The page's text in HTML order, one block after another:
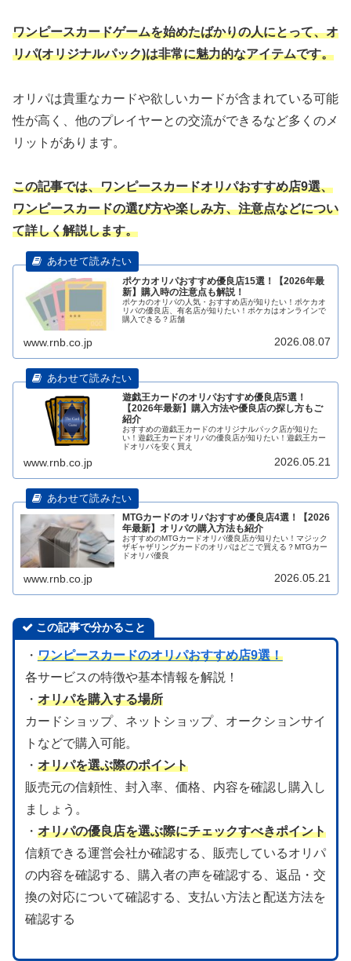
ワンピースカードゲームを始めたばかりの人にとって、オ
リパ(オリジナルパック)は非常に魅力的なアイテムです。
オリパは貴重なカードや欲しいカードが含まれている可能
性が高く、他のプレイヤーとの交流ができるなど多くのメ
リットがあります。
この記事では、ワンピースカードオリパおすすめ店9選、
ワンピースカードの選び方や楽しみ方、注意点などについ
て詳しく解説します。
ポケカオリパおすすめ優良店15選！【2026年最
新】購入時の注意点も解説！
ポケカのオリパの人気・おすすめ店が知りたい！ポケカオ
リパの優良店、有名店が知りたい！ポケカはオンラインで
購入できる？店舗
www.rnb.co.jp 2026.08.07
遊戯王カードのオリパおすすめ優良店5選！
【2026年最新】購入方法や優良店の探し方もご
紹介
おすすめの遊戯王カードのオリジナルパック店が知りた
い！遊戯王カードオリパの優良店が知りたい！遊戯王カー
ドオリパを安く買え
www.rnb.co.jp 2026.05.21
MTGカードのオリパおすすめ優良店4選！【2026
年最新】オリパの購入方法も紹介
おすすめのMTGカードオリパ優良店が知りたい！マジック
ザギャザリングカードのオリパはどこで買える？MTGカー
ドオリパ優良
www.rnb.co.jp 2026.05.21
この記事で分かること
・ ワンピースカードのオリパおすすめ店9選！
各サービスの特徴や基本情報を解説！
・ オリパを購入する場所
カードショップ、ネットショップ、オークションサイ
トなどで購入可能。
・ オリパを選ぶ際のポイント
販売元の信頼性、封入率、価格、内容を確認し購入し
ましょう。
・ オリパの優良店を選ぶ際にチェックすべきポイント
信頼できる運営会社か確認する、販売しているオリパ
の内容を確認する、購入者の声を確認する、返品・交
換の対応について確認する、支払い方法と配送方法を
確認する